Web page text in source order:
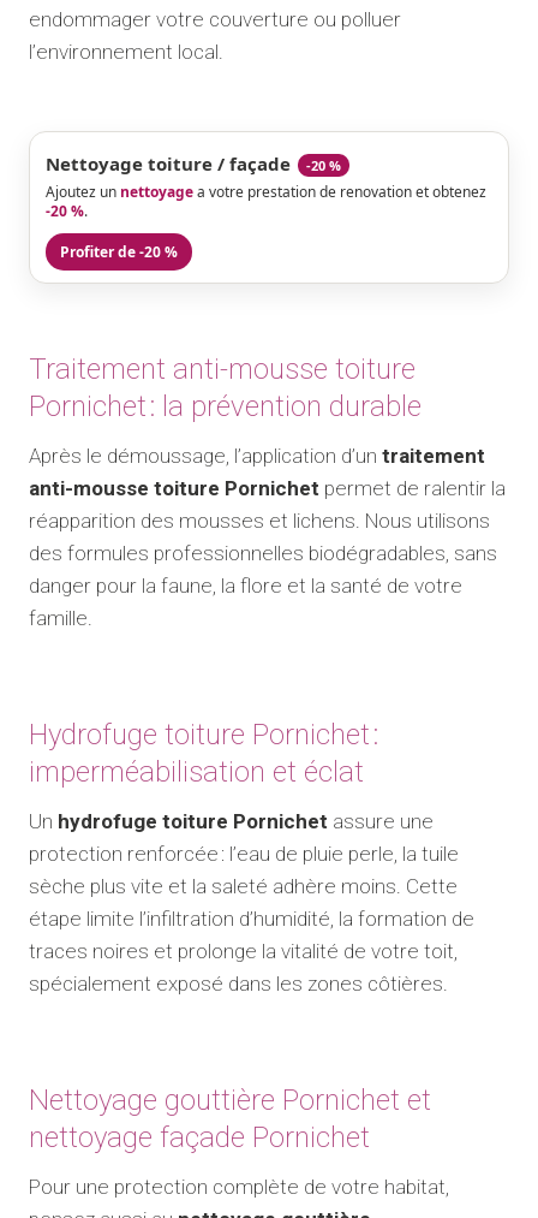
endommager votre couverture ou polluer
l’environnement local.
Nettoyage toiture / façade -20 %
Ajoutez un nettoyagea votre prestation de renovation et obtenez
-20 %.
Profiter de -20 %
Traitement anti-mousse toiture
Pornichet : la prévention durable
Après le démoussage, l’application d’un traitement
anti-mousse toiture Pornichet permet de ralentir la
réapparition des mousses et lichens. Nous utilisons
des formules professionnelles biodégradables, sans
danger pour la faune, la flore et la santé de votre
famille.
Hydrofuge toiture Pornichet :
imperméabilisation et éclat
Un hydrofuge toiture Pornichet assure une
protection renforcée : l’eau de pluie perle, la tuile
sèche plus vite et la saleté adhère moins. Cette
étape limite l’infiltration d’humidité, la formation de
traces noires et prolonge la vitalité de votre toit,
spécialement exposé dans les zones côtières.
Nettoyage gouttière Pornichet et
nettoyage façade Pornichet
Pour une protection complète de votre habitat,